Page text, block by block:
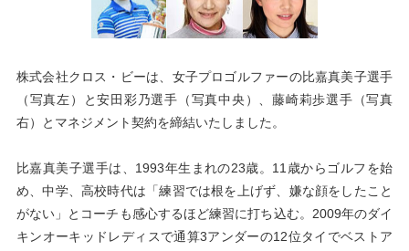
株式会社クロス・ビーは、女子プロゴルファーの比嘉真美子選手
（写真左）と安田彩乃選手（写真中央）、藤崎莉歩選手（写真
右）とマネジメント契約を締結いたしました。
比嘉真美子選手は、1993年生まれの23歳。11歳からゴルフを始
め、中学、高校時代は「練習では根を上げず、嫌な顔をしたこと
がない」とコーチも感心するほど練習に打ち込む。2009年のダイ
キンオーキッドレディスで通算3アンダーの12位タイでベストア